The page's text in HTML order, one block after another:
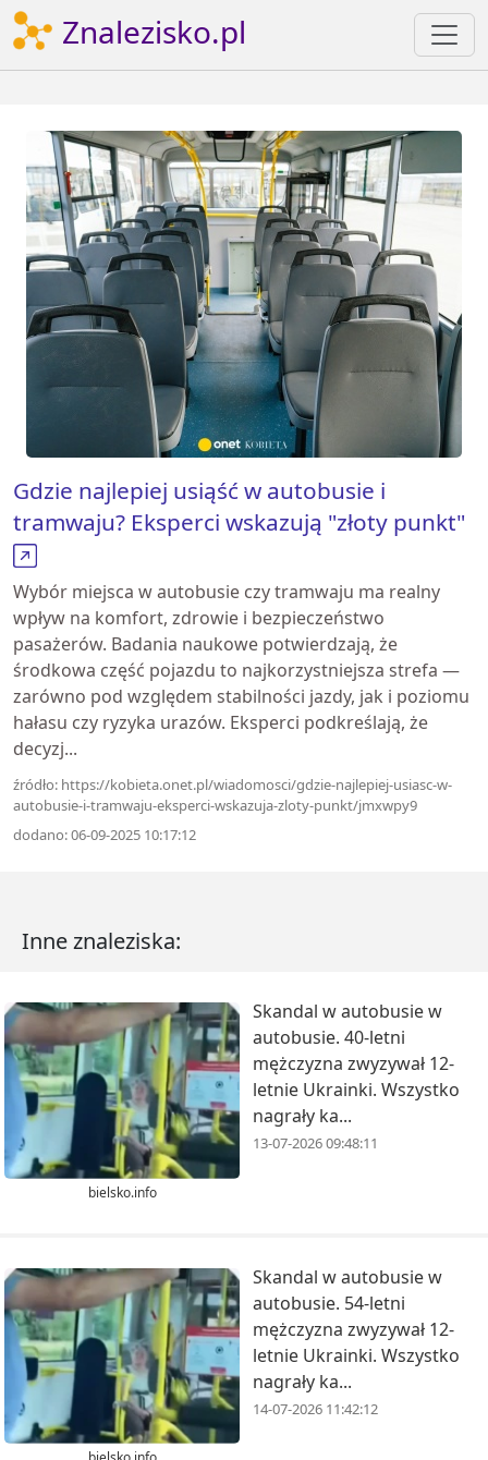
Znalezisko.pl
Gdzie najlepiej usiąść w autobusie i
tramwaju? Eksperci wskazują "złoty punkt"
Wybór miejsca w autobusie czy tramwaju ma realny
wpływ na komfort, zdrowie i bezpieczeństwo
pasażerów. Badania naukowe potwierdzają, że
środkowa część pojazdu to najkorzystniejsza strefa —
zarówno pod względem stabilności jazdy, jak i poziomu
hałasu czy ryzyka urazów. Eksperci podkreślają, że
decyzj...
źródło: https://kobieta.onet.pl/wiadomosci/gdzie-najlepiej-usiasc-w-
autobusie-i-tramwaju-eksperci-wskazuja-zloty-punkt/jmxwpy9
dodano: 06-09-2025 10:17:12
Inne znaleziska:
bielsko.info
Skandal w autobusie w
autobusie. 40-letni
mężczyzna zwyzywał 12-
letnie Ukrainki. Wszystko
nagrały ka...
13-07-2026 09:48:11
Skandal w autobusie w
autobusie. 54-letni
mężczyzna zwyzywał 12-
letnie Ukrainki. Wszystko
nagrały ka...
14-07-2026 11:42:12